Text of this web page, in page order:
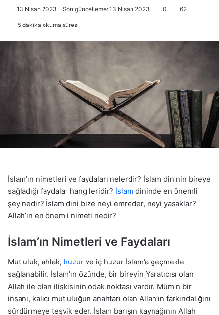
13 Nisan 2023 Son güncelleme: 13 Nisan 2023 0 62
5 dakika okuma süresi
İslam’ın nimetleri ve faydaları nelerdir? İslam dininin bireye
sağladığı faydalar hangileridir? İslam dininde en önemli
şey nedir? İslam dini bize neyi emreder, neyi yasaklar?
Allah’ın en önemli nimeti nedir?
İslam’ın Nimetleri ve Faydaları
Mutluluk, ahlak, huzur ve iç huzur İslam’a geçmekle
sağlanabilir. İslam’ın özünde, bir bireyin Yaratıcısı olan
Allah ile olan ilişkisinin odak noktası vardır. Mümin bir
insanı, kalıcı mutluluğun anahtarı olan Allah’ın farkındalığını
sürdürmeye teşvik eder. İslam barışın kaynağının Allah